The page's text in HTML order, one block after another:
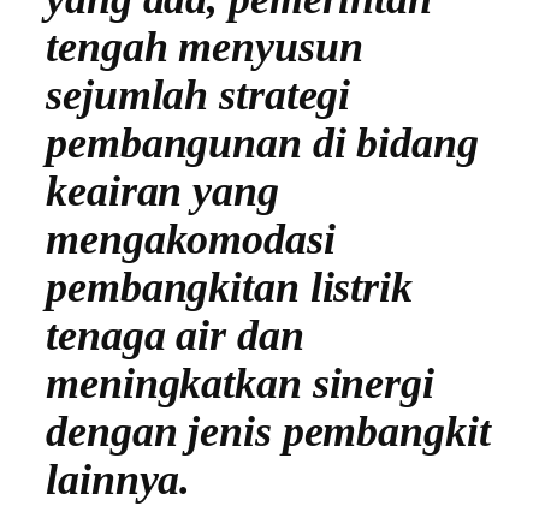
tengah menyusun
sejumlah strategi
pembangunan di bidang
keairan yang
mengakomodasi
pembangkitan listrik
tenaga air dan
meningkatkan sinergi
dengan jenis pembangkit
lainnya.